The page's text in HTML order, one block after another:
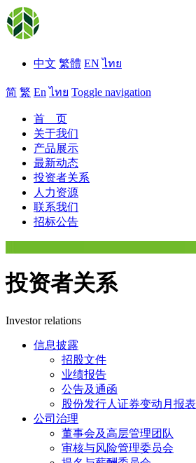
中文 繁體 EN ไทย
简 繁 En ไทย Toggle navigation
首 页
关于我们
产品展示
最新动态
投资者关系
人力资源
联系我们
招标公告
投资者关系
Investor relations
信息披露
招股文件
业绩报告
公告及通函
股份发行人证券变动月报表
公司治理
董事会及高层管理团队
审核与风险管理委员会